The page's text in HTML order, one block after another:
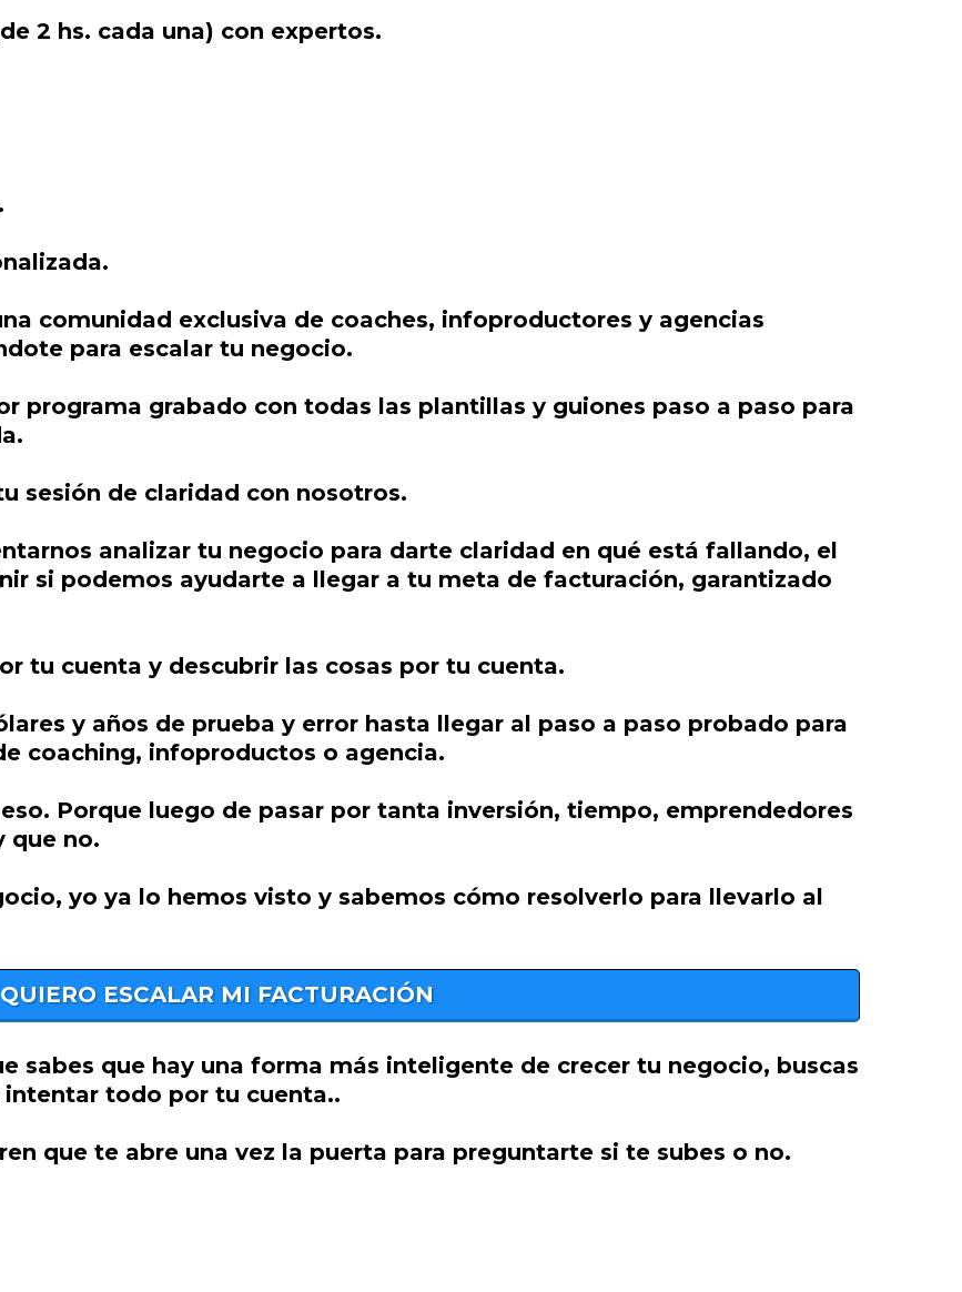
2 hs. cada una) con expertos.
comunidad exclusiva de coaches, infoproductores y agencias
para escalar tu negocio.
programa grabado con todas las plantillas y guiones paso a paso para
sesión de claridad con nosotros.
analizar tu negocio para darte claridad en qué está fallando, el
si podemos ayudarte a llegar a tu meta de facturación, garantizado
tu cuenta y descubrir las cosas por tu cuenta.
y años de prueba y error hasta llegar al paso a paso probado para
coaching, infoproductos o agencia.
Porque luego de pasar por tanta inversión, tiempo, emprendedores
que no.
yo ya lo hemos visto y sabemos cómo resolverlo para llevarlo al
QUIERO ESCALAR MI FACTURACIÓN
sabes que hay una forma más inteligente de crecer tu negocio, buscas
intentar todo por tu cuenta..
que te abre una vez la puerta para preguntarte si te subes o no.